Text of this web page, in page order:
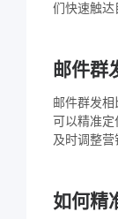
们快速触达
邮件群
邮件群发
可以精准定
及时调整营
如何精